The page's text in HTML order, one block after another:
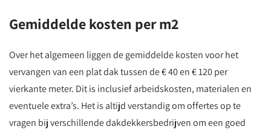
Gemiddelde kosten per m2
Over het algemeen liggen de gemiddelde kosten voor het
vervangen van een plat dak tussen de € 40 en € 120 per
vierkante meter. Dit is inclusief arbeidskosten, materialen en
eventuele extra’s. Het is altijd verstandig om offertes op te
vragen bij verschillende dakdekkersbedrijven om een goed